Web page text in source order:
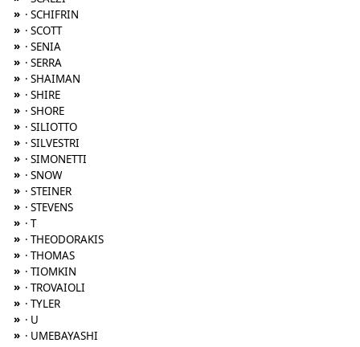
» · SCHIFRIN
» · SCOTT
» · SENIA
» · SERRA
» · SHAIMAN
» · SHIRE
» · SHORE
» · SILIOTTO
» · SILVESTRI
» · SIMONETTI
» · SNOW
» · STEINER
» · STEVENS
» · T
» · THEODORAKIS
» · THOMAS
» · TIOMKIN
» · TROVAIOLI
» · TYLER
» · U
» · UMEBAYASHI